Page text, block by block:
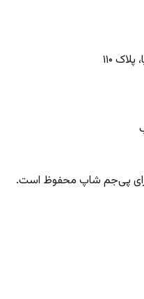
۱۱۰
پی‌جم شاپ محفوظ است.